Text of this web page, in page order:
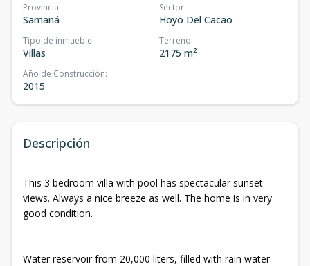
Provincia:
Samaná
Sector:
Hoyo Del Cacao
Tipo de inmueble:
Villas
Terreno:
2175 m²
Año de Construcción:
2015
Descripción
This 3 bedroom villa with pool has spectacular sunset
views. Always a nice breeze as well. The home is in very
good condition.
Water reservoir from 20,000 liters, filled with rain water.